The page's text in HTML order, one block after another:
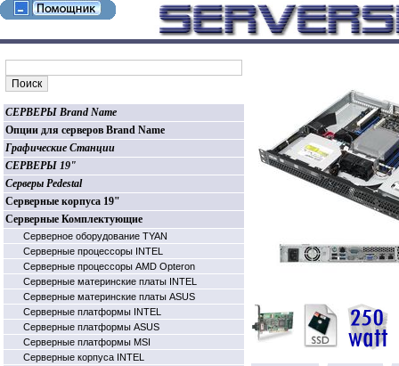
СЕРВЕРЫ Brand Name
Опции для серверов Brand Name
Графические Станции
СЕРВЕРЫ 19"
Серверы Pedestal
Серверные корпуса 19"
Серверные Комплектующие
Серверное оборудование TYAN
Серверные процессоры INTEL
Серверные процессоры AMD Opteron
Серверные материнские платы INTEL
Серверные материнские платы ASUS
Серверные платформы INTEL
Серверные платформы ASUS
Серверные платформы MSI
Серверные корпуса INTEL